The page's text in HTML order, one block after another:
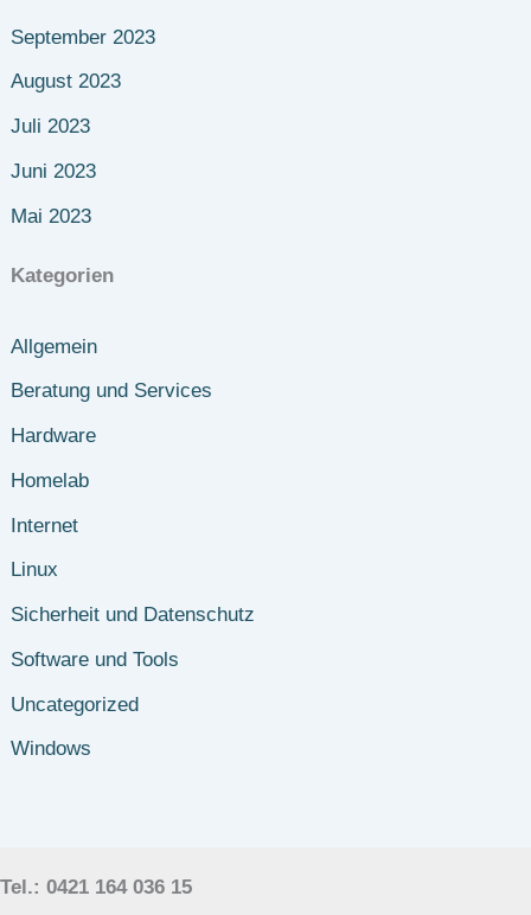
September 2023
August 2023
Juli 2023
Juni 2023
Mai 2023
Kategorien
Allgemein
Beratung und Services
Hardware
Homelab
Internet
Linux
Sicherheit und Datenschutz
Software und Tools
Uncategorized
Windows
Tel.: 0421 164 036 15